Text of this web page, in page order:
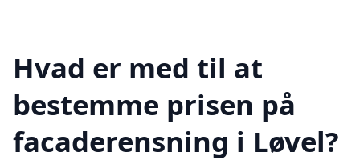
Hvad er med til at
bestemme prisen på
facaderensning i Løvel?